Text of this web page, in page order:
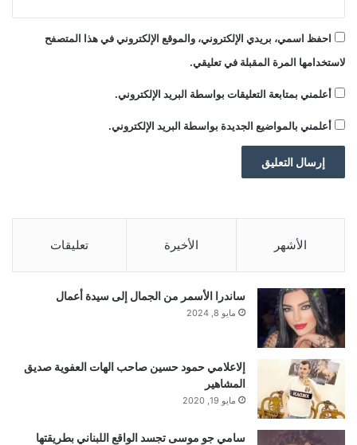
احفظ اسمي، بريدي الإلكتروني، والموقع الإلكتروني في هذا المتصفح
لاستخدامها المرة المقبلة في تعليقي.
أعلمني بمتابعة التعليقات بواسطة البريد الإلكتروني.
أعلمني بالمواضيع الجديدة بواسطة البريد الإلكتروني.
الأشهر الأخيرة تعليقات
ساندرا الأسمر من الجمال إلى سيدة أعمال
مايو 8, 2024
إلاعلامي حمود حسين صاحب الهات العفوية صديق
المشاهير
مايو 19, 2020
سامي جو موسى تجسد الواقع اللبناني بطريقتها